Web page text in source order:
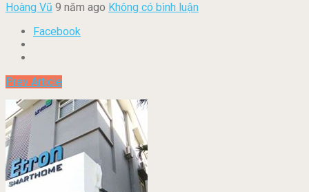
Hoàng Vũ 9 năm ago Không có bình luận
Facebook
Prev Article